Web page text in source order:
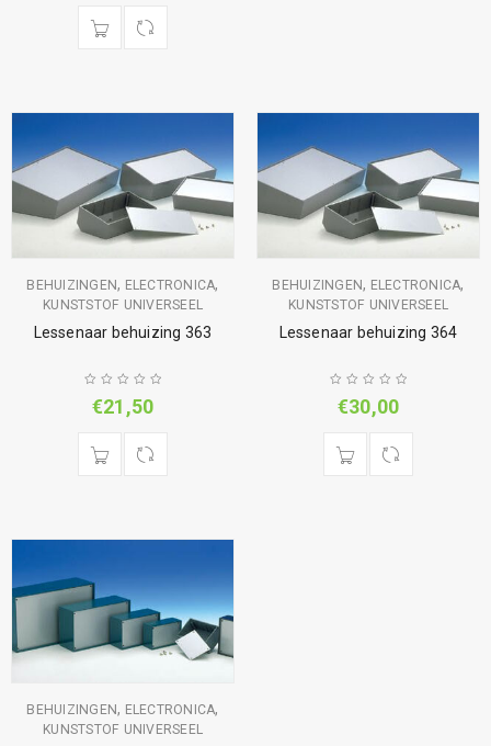
BEHUIZINGEN, ELECTRONICA,
KUNSTSTOF UNIVERSEEL
Lessenaar behuizing 363
€21,50
BEHUIZINGEN, ELECTRONICA,
KUNSTSTOF UNIVERSEEL
Lessenaar behuizing 364
€30,00
BEHUIZINGEN, ELECTRONICA,
KUNSTSTOF UNIVERSEEL